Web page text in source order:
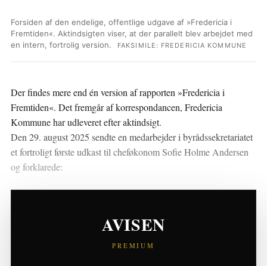
Forsiden af den endelige, offentlige udgave af »Fredericia i
Fremtiden«. Aktindsigten viser, at der parallelt blev arbejdet med
en intern, fortrolig version.
FAKSIMILE: FREDERICIA KOMMUNE
Der findes mere end én version af rapporten »Fredericia i
Fremtiden«. Det fremgår af korrespondancen, Fredericia
Kommune har udleveret efter aktindsigt.
Den 29. august 2025 sendte en medarbejder i byrådssekretariatet
et fortroligt første udkast til cheføkonom Sofie Holme Andersen
og forklarede:
TIL SOFIE HOLME ANDERSEN
format, som den endelige rapport om Fredericia
AVISEN
PREMIUM